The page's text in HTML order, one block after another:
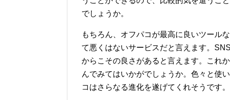
でしょうか。
もちろん、オフパコが最高に良いツール
て悪くはないサービスだと言えます。
からこその良さがあると言えます。これ
んでみてはいかがでしょうか。色々と使
コはさらなる進化を遂げてくれそうです。